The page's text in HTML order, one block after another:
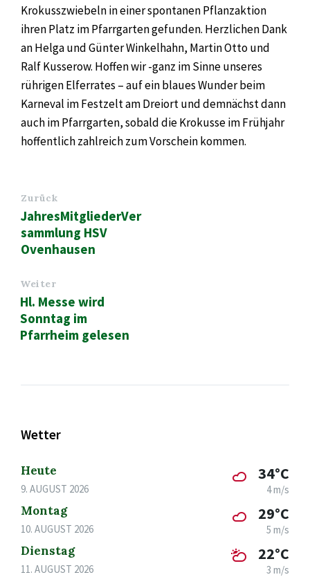
Krokusszwiebeln in einer spontanen Pflanzaktion
ihren Platz im Pfarrgarten gefunden. Herzlichen Dank
an Helga und Günter Winkelhahn, Martin Otto und
Ralf Kusserow. Hoffen wir -ganz im Sinne unseres
rührigen Elferrates – auf ein blaues Wunder beim
Karneval im Festzelt am Dreiort und demnächst dann
auch im Pfarrgarten, sobald die Krokusse im Frühjahr
hoffentlich zahlreich zum Vorschein kommen.
Zurück
JahresMitgliederVer
sammlung HSV
Ovenhausen
Weiter
Hl. Messe wird
Sonntag im
Pfarrheim gelesen
Wetter
Heute
9. AUGUST 2026
34°C
4 m/s
Montag
10. AUGUST 2026
29°C
5 m/s
Dienstag
11. AUGUST 2026
22°C
3 m/s